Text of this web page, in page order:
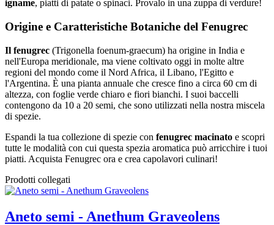
igname, piatti di patate o spinaci. Provalo in una zuppa di verdure!
Origine e Caratteristiche Botaniche del Fenugrec
Il fenugrec (Trigonella foenum-graecum) ha origine in India e
nell'Europa meridionale, ma viene coltivato oggi in molte altre
regioni del mondo come il Nord Africa, il Libano, l'Egitto e
l'Argentina. È una pianta annuale che cresce fino a circa 60 cm di
altezza, con foglie verde chiaro e fiori bianchi. I suoi baccelli
contengono da 10 a 20 semi, che sono utilizzati nella nostra miscela
di spezie.
Espandi la tua collezione di spezie con fenugrec macinato e scopri
tutte le modalità con cui questa spezia aromatica può arricchire i tuoi
piatti. Acquista Fenugrec ora e crea capolavori culinari!
Prodotti collegati
Aneto semi - Anethum Graveolens